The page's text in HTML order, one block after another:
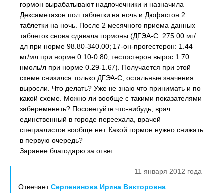
гормон вырабатывают надпочечники и назначила
Дексаметазон пол таблетки на ночь и Дюфастон 2
таблетки на ночь. После 2 месячного приема данных
таблеток снова сдавала гормоны (ДГЭА-С: 275.00 мг/
дл при норме 98.80-340.00; 17-он-прогестерон: 1.44
мг/мл при норме 0.10-0.80; тестостерон вырос 1.70
нмоль/л при норме 0.29-1.67). Получается при этой
схеме снизился только ДГЭА-С, остальные значения
выросли. Что делать? Уже не знаю что принимать и по
какой схеме. Можно ли вообще с такими показателями
забеременеть? Посоветуйте что-нибудь, врач
единственный в городе переехала, врачей
специалистов вообще нет. Какой гормон нужно снижать
в первую очередь?
Заранее благодарю за ответ.
11 января 2012 года
ОтвечаетСерпенинова Ирина Викторовна: